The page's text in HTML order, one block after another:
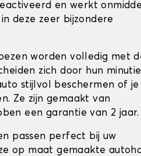
en werkt
deze zeer bijzondere
worden volledig met
zich door hun
stijlvol beschermen of je
Ze zijn gemaakt van
een garantie van 2 jaar.
passen perfect bij uw
op maat gemaakte